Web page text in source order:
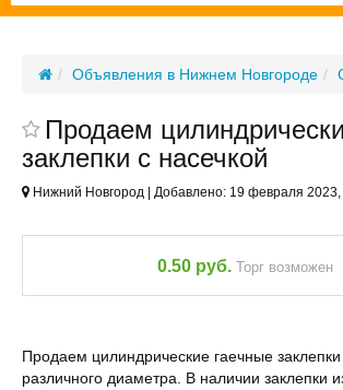
Объявления в Нижнем Новгороде
Продаем
заклепки с насечкой
Нижний Новгород | Добавлено: 19 февраля
0.50 руб. Торг возможен
Продаем цилиндрические гаечные заклепки
различного диаметра. В наличии заклепки